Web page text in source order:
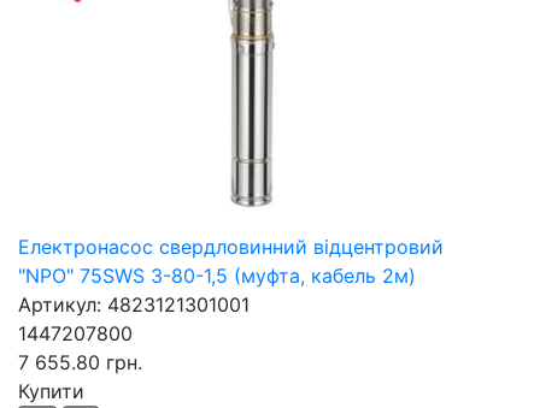
Електронасос свердловинний відцентровий
"NPO" 75SWS 3-80-1,5 (муфта, кабель 2м)
Артикул: 4823121301001
1447207800
7 655.80 грн.
Купити